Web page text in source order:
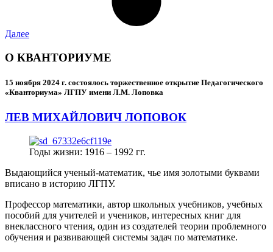
Далее
О КВАНТОРИУМЕ
15 ноября 2024 г. состоялось торжественное открытие Педагогического
«Кванториума» ЛГПУ имени Л.М. Лоповка
ЛЕВ МИХАЙЛОВИЧ ЛОПОВОК
Годы жизни: 1916 – 1992 гг.
Выдающийся ученый-математик, чье имя золотыми буквами
вписано в историю ЛГПУ.
Профессор математики, автор школьных учебников, учебных
пособий для учителей и учеников, интересных книг для
внеклассного чтения, один из создателей теории проблемного
обучения и развивающей системы задач по математике.